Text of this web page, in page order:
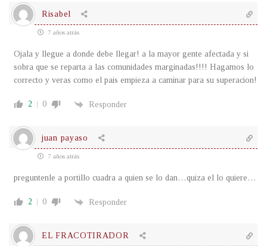
Risabel
7 años atrás
Ojala y llegue a donde debe llegar! a la mayor gente afectada y si
sobra que se reparta a las comunidades marginadas!!!! Hagamos lo
correcto y veras como el pais empieza a caminar para su superacion!
2 0 Responder
juan payaso
7 años atrás
preguntenle a portillo cuadra a quien se lo dan…quiza el lo quiere…
2 0 Responder
EL FRACOTIRADOR